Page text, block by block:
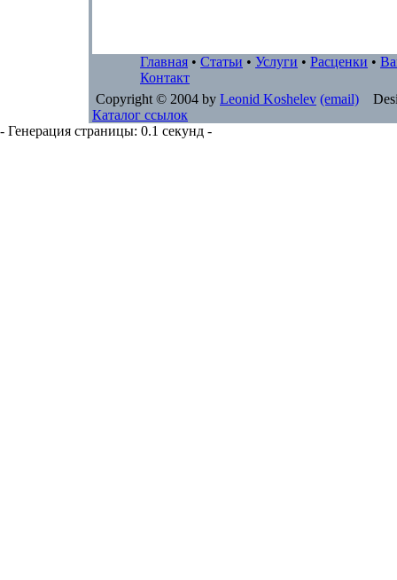
Главная • Статьи • Услуги • Расценки •
Контакт
Copyright © 2004 by Leonid Koshelev (email)
Каталог ссылок
- Генерация страницы: 0.1 секунд -